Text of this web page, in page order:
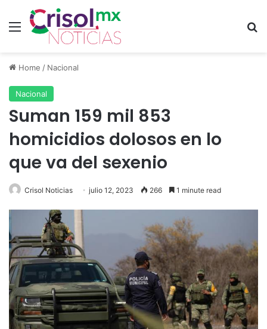
Menu
Home / Nacional
Nacional
Suman 159 mil 853
homicidios dolosos en lo
que va del sexenio
Crisol Noticias julio 12, 2023 266 1 minute read